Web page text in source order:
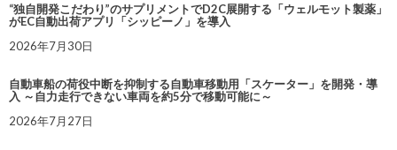
“独自開発こだわり”のサプリメントでD2C展開する「ウェルモット製薬」
がEC自動出荷アプリ「シッピーノ」を導入
2026年7月30日
自動車船の荷役中断を抑制する自動車移動用「スケーター」を開発・導
入 ～自力走行できない車両を約5分で移動可能に～
2026年7月27日